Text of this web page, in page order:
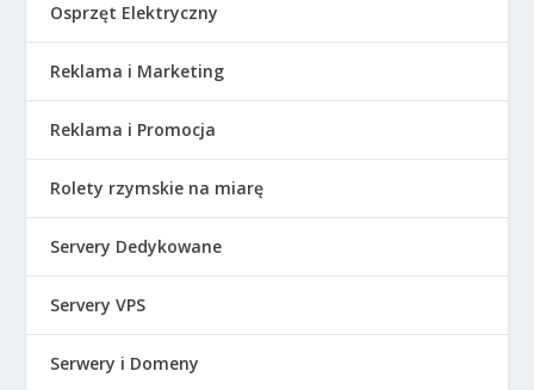
Osprzęt Elektryczny
Reklama i Marketing
Reklama i Promocja
Rolety rzymskie na miarę
Servery Dedykowane
Servery VPS
Serwery i Domeny